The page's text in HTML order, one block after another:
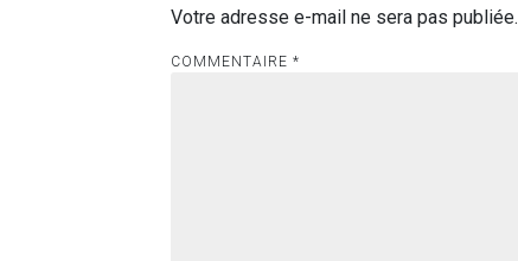
Votre adresse e-mail ne sera pas publiée.
COMMENTAIRE *